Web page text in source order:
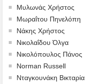
Μυλωνάς Χρήστος
Μωραΐτου Πηνελόπη
Νάκης Χρήστος
Νικολαΐδου Όλγα
Νικολόπουλος Πάνος
Norman Russell
Νταγκουνάκη Βικταρία